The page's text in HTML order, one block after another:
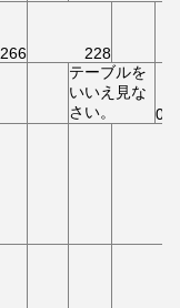
266
228
テーブルを
いいえ見な
さい。